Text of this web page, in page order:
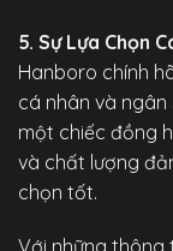
5. Sự Lựa Chọn
Hanboro chính
cá nhân và ngân
một chiếc đồng
và chất lượng
chọn tốt.